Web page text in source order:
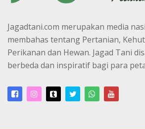
Jagadtani.com merupakan media
membahas tentang Pertanian,
Perikanan dan Hewan. Jagad Tani
berbeda dan inspiratif bagi para